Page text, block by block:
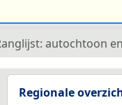
autochtoon
Regionale